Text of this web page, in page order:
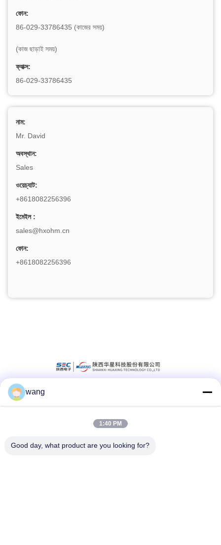
ফোন:
86-029-33786435 (কাজের সময়)
(কাজ ছাড়াই সময়)
ফ্যাক্স:
86-029-33786435
নাম:
Mr. David
অবস্থান:
Sales
ওয়েচ্যাট:
+8618082256396
ইমেইল :
sales@hxohm.cn
ফোন:
+8618082256396
সোশ্যাল মিডিয়া
দ্রুত যোগাযোগ
wang
1:40 PM
Good day, what product are you looking for?